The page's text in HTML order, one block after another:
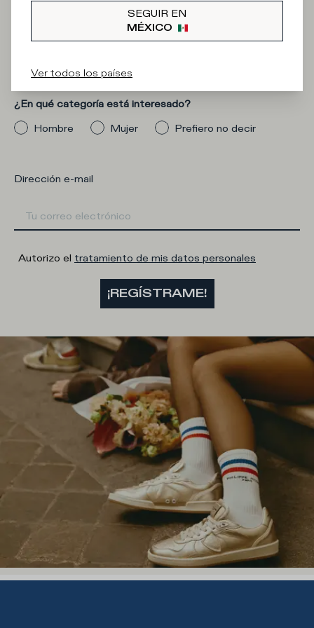
Iscriviti alla
Newsletter
¿En qué categoría está interesado?
Hombre
Mujer Prefiero no decir
Dirección e-mail
Autorizo el tratamiento de mis datos personales
¡REGÍSTRAME!
SEGUIR EN
MÉXICO
Ver todos los países